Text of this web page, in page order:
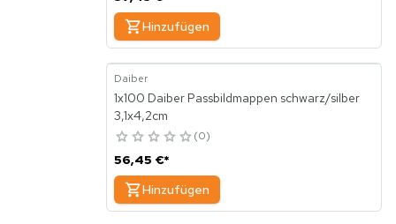
Hinzufügen
Daiber
1x100 Daiber Passbildmappen schwarz/silber
3,1x4,2cm
0
56,45 €*
Hinzufügen